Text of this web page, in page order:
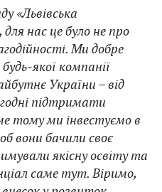
«Львівська
нас це було не про
Ми добре
якої компанії
України – від
підтримати
тому ми інвестуємо в
вони бачили своє
якісну освіту та
саме тут. Віримо,